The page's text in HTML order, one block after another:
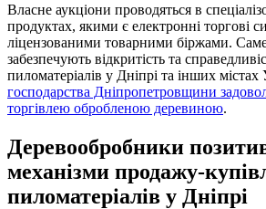
Власне аукціони проводяться в
продуктах, якими є електронні торгові
ліцензованими товарними біржами. Саме
забезпечують відкритість та
пиломатеріалів у Дніпрі та інших
господарства Дніпропетровщини
торгівлею обробленою деревиною.
Деревообробники
механізми продажу-
пиломатеріалів у Дніпрі